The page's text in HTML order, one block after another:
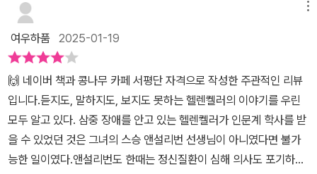
나의 감정을 알아차리고 내 감정을 다루는데 아직도 서툴다. 내 감정
을 잘 다룰 줄 알아야 한다. 그리고 부던히 내가 할 수 없는 것은 미련
을 버리고 털어버리고 안되는 것에 마음을 쓰지 않아야겠다. 내 감정
에 이렇게 무디고 무감각하니 어떤 상황이 닥쳐왔을때에 참으로 대책
이 없고 취약하다는 것을 느꼈다. 이번년도에 나의 키워드는 나에게
솔직해지자이다. 나는 괜찮다면서 계속 나를 포장하고 포장했었던 것
같다. 정작 내가 어떤가 바라보게 되면 뒤로만 숨으려고 하는 솔직하
지 않는 나의 내면과 마주하게 된다. 나의 모습을 부정하거나 왜곡하
내하고 있다. 저자가 제안한 빨리 여과하기, 철저히 분리하기, 간절히
원하기, 가끔 마음 비우기, 아낌없이 나누어주기, 있는 그대로 만족하
기, 깊이 몰입하기, 자주 멈춰 서기를 통해 나를 먼저 들여다보고 찾아
보아야겠다.​지인과 대화하다가 같은 상황을 전혀 다르게 기억하고 있
어 놀란 경험이 있다. 오래 전의 일이라 기억이 왜곡되어서 그런가 했
었는데 불과 며칠 전의 일도 완전히 다르게 왜곡해서 이야기 해서 깜
짝 놀랐다. 자기의 기억이 맞다고 우기는데 녹음이라도 해 뒀으면 좋
았겠다 싶을 정도였다. 이처럼 똑같은 환경과 똑같은 학습 과정, 엇비
슷한 경험을 한 형제라도 다른 자기 이미지를 갖는 이유는 우리 의도
여우하품 2025-01-19
🙌 네이버 책과 콩나무 카페 서평단 자격으로 작성한 주관적인 리뷰
입니다.듣지도, 말하지도, 보지도 못하는 헬렌켈러의 이야기를 우린
모두 알고 있다. 삼중 장애를 안고 있는 헬렌켈러가 인문계 학사를 받
을 수 있었던 것은 그녀의 스승 앤설리번 선생님이 아니였다면 불가
능한 일이였다.​앤설리번도 한때는 정신질환이 심해 의사도 포기하고,